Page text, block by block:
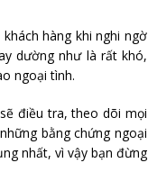
hàng khi nghi ngờ
dường như là rất khó,
ngoại tình.
điều tra, theo dõi mọi
bằng chứng ngoại
nhất, vì vậy bạn đừng